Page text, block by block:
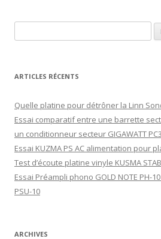
ARTICLES RÉCENTS
Quelle platine pour détrôner la Linn
Essai comparatif entre une barrette
un conditionneur secteur GIGAWATT
Essai KUZMA PS AC alimentation pour
Test d’écoute platine vinyle KUSMA
Essai Préampli phono GOLD NOTE PH-
PSU-10
ARCHIVES